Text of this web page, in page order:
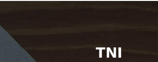
TNI